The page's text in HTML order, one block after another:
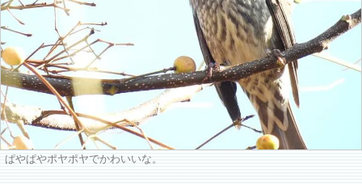
ぱやぱやポヤポヤでかわいいな。